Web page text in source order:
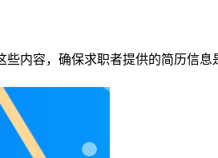
内容，确保求职者提供的简历信息